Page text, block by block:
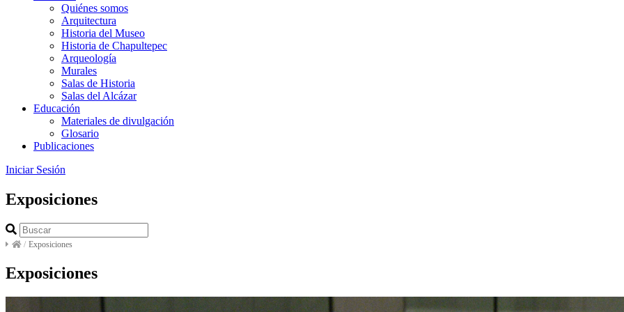
Quiénes somos
Arquitectura
Historia del Museo
Historia de Chapultepec
Arqueología
Murales
Salas de Historia
Salas del Alcázar
Educación
Materiales de divulgación
Glosario
Publicaciones
Iniciar Sesión
Exposiciones
/ Exposiciones
Exposiciones